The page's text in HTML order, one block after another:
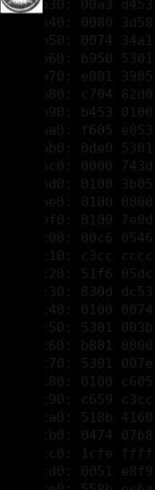
00000b70: e801
00000b80: c704
00000b90: b453
00000ba0: f605
00000bb0: 0de0
00000bc0: 0000
00000bd0: 0100
00000be0: 0100
00000bf0: 0100
00000c00: 00c6
00000c10: c3cc
00000c20: 51f6
00000c30: 830d
00000c40: 0100
00000c50: 5301
00000c60: b801
00000c70: 5301
00000c80: 0100
00000c90: c659
00000ca0: 518b